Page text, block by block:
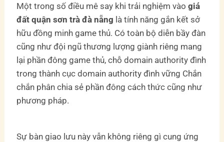
Một trong số điều mê say khi trải nghiệm vàogiá
đất quận sơn trà đà nẵng là tính năng gắn kết sở
hữu đồng minh game thủ. Có toàn bộ diễn bầy đàn
cũng như đội ngũ thương lượng giành riêng mang
lại phần đông game thủ, chỗ domain authority đình
trong thành cục domain authority đình vững Chắn
chắn phân chia sẻ phần đông cách thức cũng như
phương pháp.
Sự bàn giao lưu này vẫn không riêng gì cung ứng